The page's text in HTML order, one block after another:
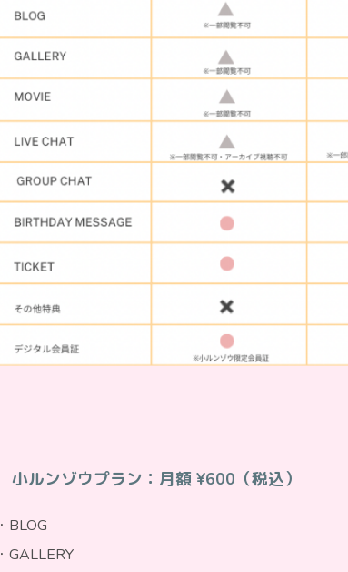
小ルンゾウプラン：月額 ¥600（税込）
・BLOG
・GALLERY